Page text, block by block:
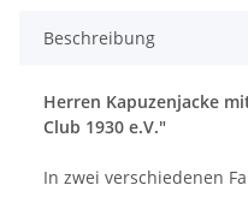
Beschreibung
Herren Kapuzenjacke
Club 1930 e.V."
In zwei verschiedenen